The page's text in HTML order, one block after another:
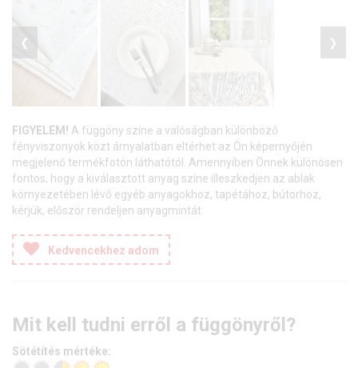
❮ ❯
FIGYELEM! A függöny színe a valóságban különböző
fényviszonyok közt árnyalatban eltérhet az Ön képernyőjén
megjelenő termékfotón láthatótól. Amennyiben Önnek különösen
fontos, hogy a kiválasztott anyag színe illeszkedjen az ablak
környezetében lévő egyéb anyagokhoz, tapétához, bútorhoz,
kérjük, először rendeljen anyagmintát.
Kedvencekhez adom
Mit kell tudni erről a függönyről?
Sötétítés mértéke: